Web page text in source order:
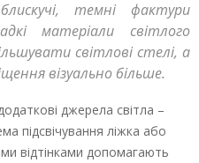
темні фактури
матеріали світлого
світлові стелі, а
візуально більше.
джерела світла –
підсвічування ліжка або
відтінками допомагають